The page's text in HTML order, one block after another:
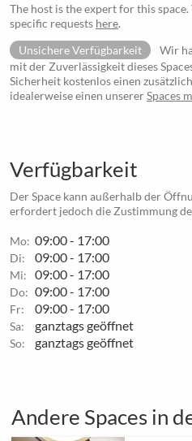
The host is the expert for this
specific requests here.
Unsichere Verfügbarkeit
Wir
mit der Zuverlässigkeit dieses
Sicherheit kostenlos einen
idealerweise einen unsererSpaces
Verfügbarkeit
Der Space kann außerhalb der
erfordert jedoch die Zustimmung
Mo: 09:00 - 17:00
Di: 09:00 - 17:00
Mi: 09:00 - 17:00
Do: 09:00 - 17:00
Fr: 09:00 - 17:00
Sa: ganztags geöffnet
So: ganztags geöffnet
Andere Spaces in